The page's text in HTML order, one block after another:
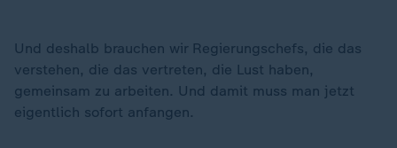
Und deshalb brauchen wir Regierungschefs, die das
verstehen, die das vertreten, die Lust haben,
gemeinsam zu arbeiten. Und damit muss man jetzt
eigentlich sofort anfangen.